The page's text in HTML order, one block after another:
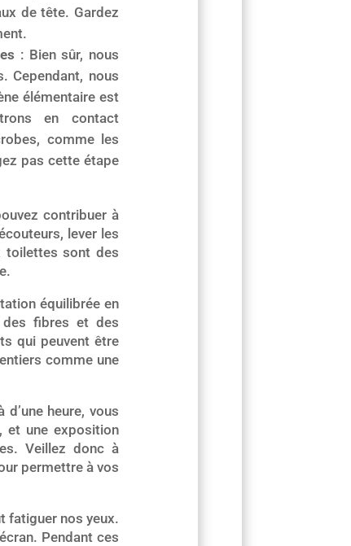
de tête. Gardez
: Bien sûr, nous
Cependant, nous
élémentaire est
en contact
comme les
pas cette étape
contribuer à
lever les
toilettes sont des
équilibrée en
des fibres et des
qui peuvent être
comme une
heure, vous
et une exposition
Veillez donc à
permettre à vos
fatiguer nos yeux.
Pendant ces